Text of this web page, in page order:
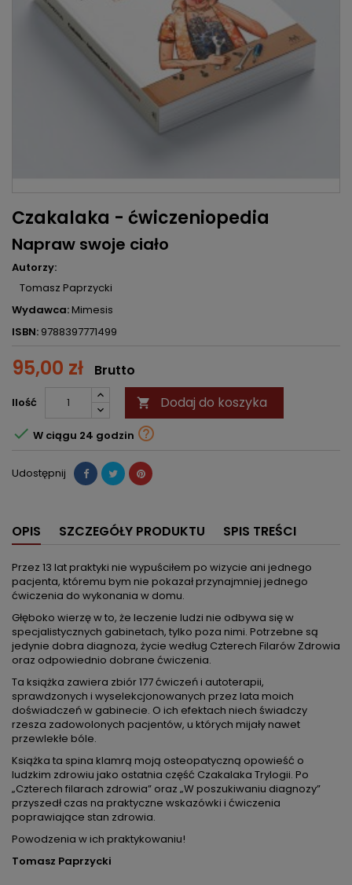
Czakalaka - ćwiczeniopedia
Napraw swoje ciało
Autorzy:
Tomasz Paprzycki
Wydawca:Mimesis
ISBN: 9788397771499
95,00 zł Brutto
Ilość  Dodaj do koszyka
 W ciągu 24 godzin 
Udostępnij
OPIS SZCZEGÓŁY PRODUKTU SPIS TREŚCI
Przez 13 lat praktyki nie wypuściłem po wizycie ani jednego
pacjenta, któremu bym nie pokazał przynajmniej jednego
ćwiczenia do wykonania w domu.
Głęboko wierzę w to, że leczenie ludzi nie odbywa się w
specjalistycznych gabinetach, tylko poza nimi. Potrzebne są
jedynie dobra diagnoza, życie według Czterech Filarów Zdrowia
oraz odpowiednio dobrane ćwiczenia.
Ta książka zawiera zbiór 177 ćwiczeń i autoterapii,
sprawdzonych i wyselekcjonowanych przez lata moich
doświadczeń w gabinecie. O ich efektach niech świadczy
rzesza zadowolonych pacjentów, u których mijały nawet
przewlekłe bóle.
Książka ta spina klamrą moją osteopatyczną opowieść o
ludzkim zdrowiu jako ostatnia część Czakalaka Trylogii. Po
„Czterech filarach zdrowia” oraz „W poszukiwaniu diagnozy”
przyszedł czas na praktyczne wskazówki i ćwiczenia
poprawiające stan zdrowia.
Powodzenia w ich praktykowaniu!
Tomasz Paprzycki